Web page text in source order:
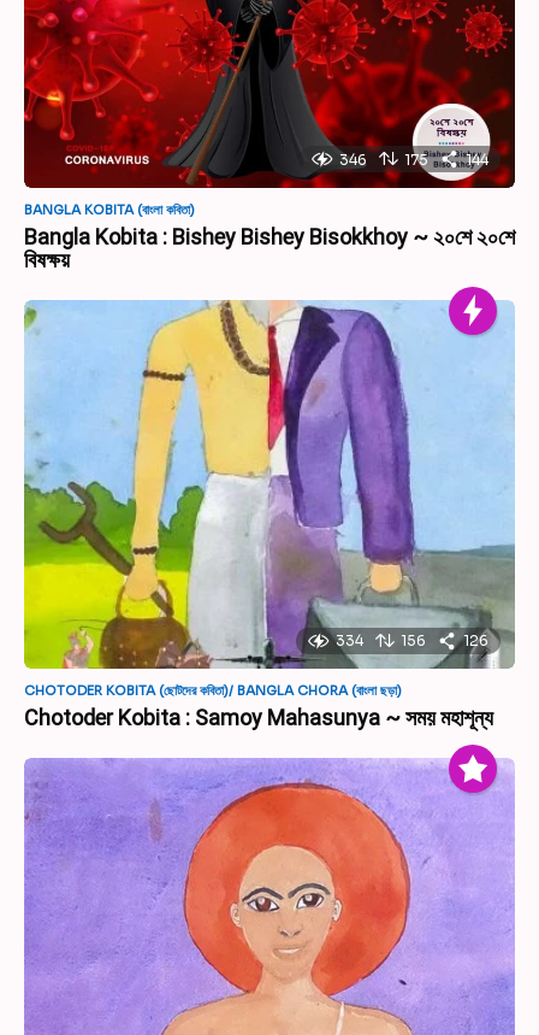
346 175 144
BANGLA KOBITA (বাংলা কবিতা)
Bangla Kobita : Bishey Bishey Bisokkhoy ~ ২০শে ২০শে
বিষক্ষয়
334 156 126
CHOTODER KOBITA (ছোটদের কবিতা)/ BANGLA CHORA (বাংলা ছড়া)
Chotoder Kobita : Samoy Mahasunya ~ সময় মহাশূন্য